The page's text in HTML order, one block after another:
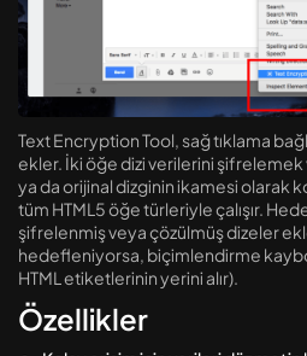
Linux Güvenliği [1]
Eylül 8, 2024 13 Dk
Text Encryption Tool, sağ tıklama
ekler. İki öğe dizi verilerini
ya da orijinal dizginin ikamesi olarak
tüm HTML5 öğe türleriyle çalışır.
şifrelenmiş veya çözülmüş dizeler
hedefleniyorsa, biçimlendirme
HTML etiketlerinin yerini alır).
Özellikler